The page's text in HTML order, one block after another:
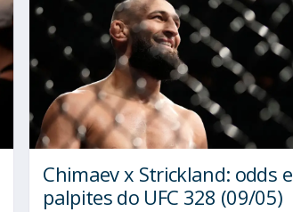
Chimaev x Strickland: odds e
palpites do UFC 328 (09/05)